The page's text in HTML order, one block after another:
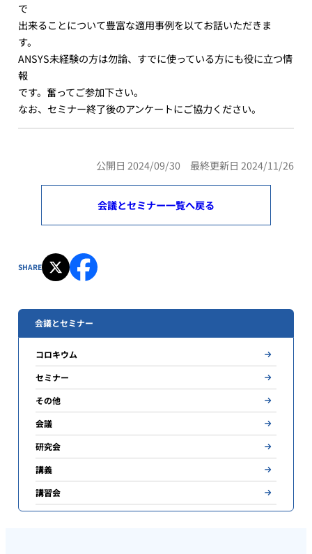
で
出来ることについて豊富な適用事例を以てお話いただきま
す。
ANSYS未経験の方は勿論、すでに使っている方にも役に立つ情
報
です。奮ってご参加下さい。
なお、セミナー終了後のアンケートにご協力ください。
公開日 2024/09/30 最終更新日 2024/11/26
会議とセミナー一覧へ戻る
SHARE
会議とセミナー
コロキウム
セミナー
その他
会議
研究会
講義
講習会